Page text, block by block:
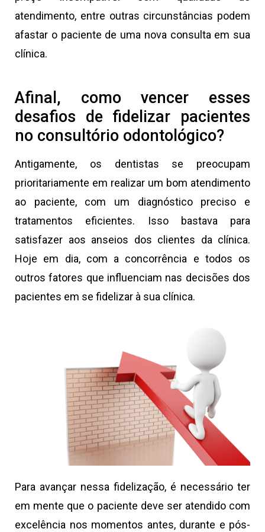
atendimento, entre outras circunstâncias podem
afastar o paciente de uma nova consulta em sua
clínica.
Afinal, como vencer esses
desafios de fidelizar pacientes
no consultório odontológico?
Antigamente, os dentistas se preocupam
prioritariamente em realizar um bom atendimento
ao paciente, com um diagnóstico preciso e
tratamentos eficientes. Isso bastava para
satisfazer aos anseios dos clientes da clínica.
Hoje em dia, com a concorrência e todos os
outros fatores que influenciam nas decisões dos
pacientes em se fidelizar à sua clínica.
Para avançar nessa fidelização, é necessário ter
em mente que o paciente deve ser atendido com
excelência nos momentos antes, durante e pós-